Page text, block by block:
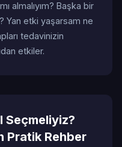
almalıyım? Başka bir
Yan etki yaşarsam ne
tedavinizin
etkiler.
Seçmeliyiz?
Pratik Rehber